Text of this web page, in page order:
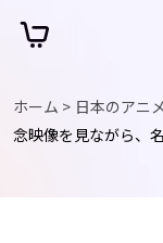
ホーム > 日本のアニ
念映像を見ながら、